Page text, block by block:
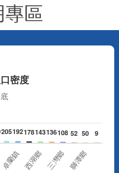
專區